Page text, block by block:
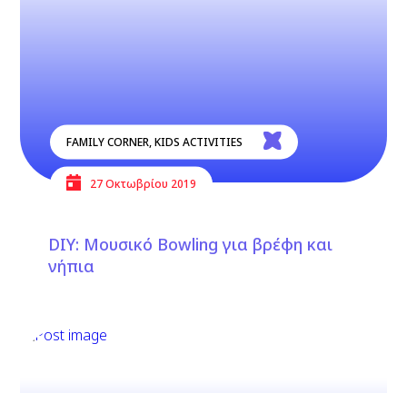
FAMILY CORNER,KIDS ACTIVITIES
27 Οκτωβρίου 2019
DIΥ: Μουσικό Bowling για βρέφη και
νήπια